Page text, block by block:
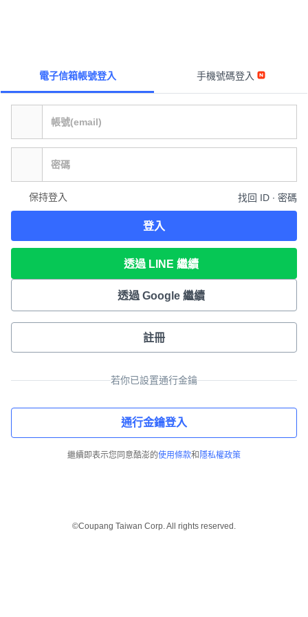
電子信箱帳號登入 手機號碼登入
保持登入 找回 ID ∙ 密碼
登入
透過 LINE 繼續
透過 Google 繼續
註冊
若你已設置通行金鑰
通行金鑰登入
繼續即表示您同意酷澎的使用條款和 隱私權政策
©Coupang Taiwan Corp. All rights reserved.